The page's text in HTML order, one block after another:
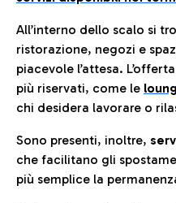
All’interno dello scalo si
ristorazione, negozi e
piacevole l’attesa.
più riservati, come le
chi desidera lavorare o
Sono presenti, inoltre,
che facilitano gli
più semplice la